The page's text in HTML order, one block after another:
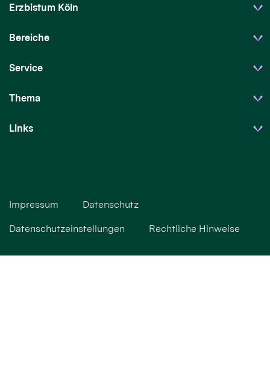
Erzbistum Köln
Bereiche
Service
Thema
Links
Impressum Datenschutz
Datenschutzeinstellungen Rechtliche Hinweise